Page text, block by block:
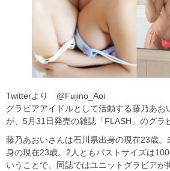
Twitterより @Fujino_Aoi
グラビアアイドルとして活動する藤乃あお
が、5月31日発売の雑誌「FLASH」のグラ
藤乃あおいさんは石川県出身の現在23歳。
身の現在23歳。2人ともバストサイズは
いうことで、同誌ではユニットグラビアが